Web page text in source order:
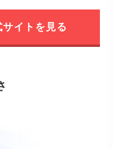
サイトを見る